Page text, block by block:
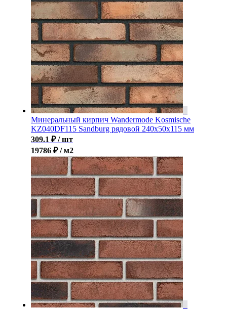
Минеральный кирпич Wandermode Kosmische
KZ040DF115 Sandburg рядовой 240x50x115 мм
309.1 ₽ / шт
19786 ₽ / м2